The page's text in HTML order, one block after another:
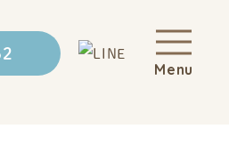
Menu